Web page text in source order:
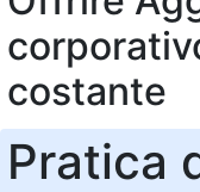
costante
Pratica